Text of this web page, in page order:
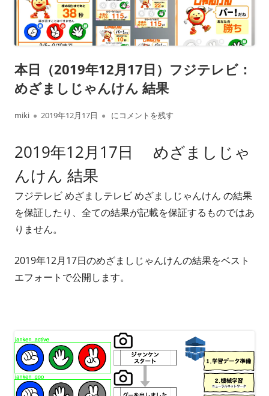
本日（2019年12月17日）フジテレビ：
めざましじゃんけん 結果
作
者
miki
公
日
2019年12月17日 本日（2019年12月17日）フジテレビ： めざ
にコメントを残す
2019年12月17日 めざましじゃ
んけん 結果
フジテレビ めざましテレビ めざましじゃんけん の結果
を保証したり、全ての結果が記載を保証するものではあ
りません。
2019年12月17日のめざましじゃんけんの結果をベスト
エフォートで公開します。